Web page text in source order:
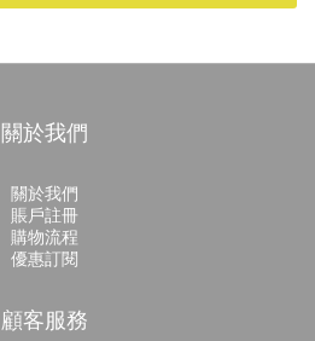
關於我們
關於我們
賬戶註冊
購物流程
優惠訂閱
顧客服務